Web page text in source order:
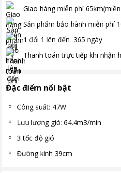
Giao hàng miễn phí
Sản phẩm bảo hành miễn phí
1 đổi 1 lên đến 365 ngày
Thanh toán trực tiếp khi nhận
Đặc điểm nổi bật
Công suất: 47W
Lưu lượng gió: 64.4m3/min
3 tốc độ gió
Đường kính 39cm